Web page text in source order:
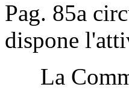
Pag. 85a
dispone
La